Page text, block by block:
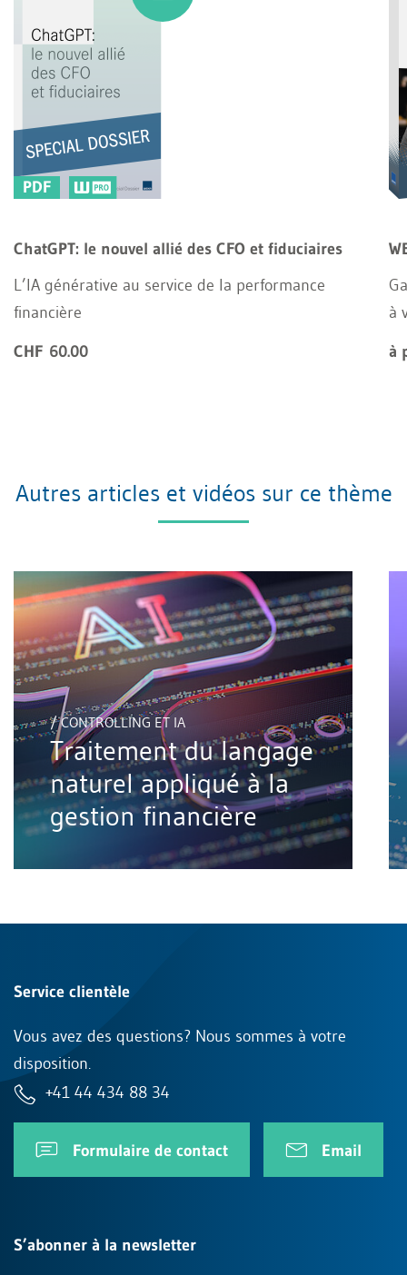
PDF
ChatGPT: le nouvel allié des CFO et fiduciaires
L’IA générative au service de la performance
financière
CHF 60.00
à
à
Autres articles et vidéos sur ce thème
/ CONTROLLING ET IA
Traitement du langage
naturel appliqué à la
gestion financière
Service clientèle
Vous avez des questions? Nous sommes à votre
disposition.
+41 44 434 88 34
Formulaire de contact Email
S’abonner à la newsletter